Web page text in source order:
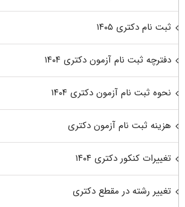
ثبت نام دکتری ۱۴۰۵
دفترچه ثبت نام آزمون دکتری ۱۴۰۴
نحوه ثبت نام آزمون دکتری ۱۴۰۴
هزینه ثبت نام آزمون دکتری
تغییرات کنکور دکتری ۱۴۰۴
تغییر رشته در مقطع دکتری